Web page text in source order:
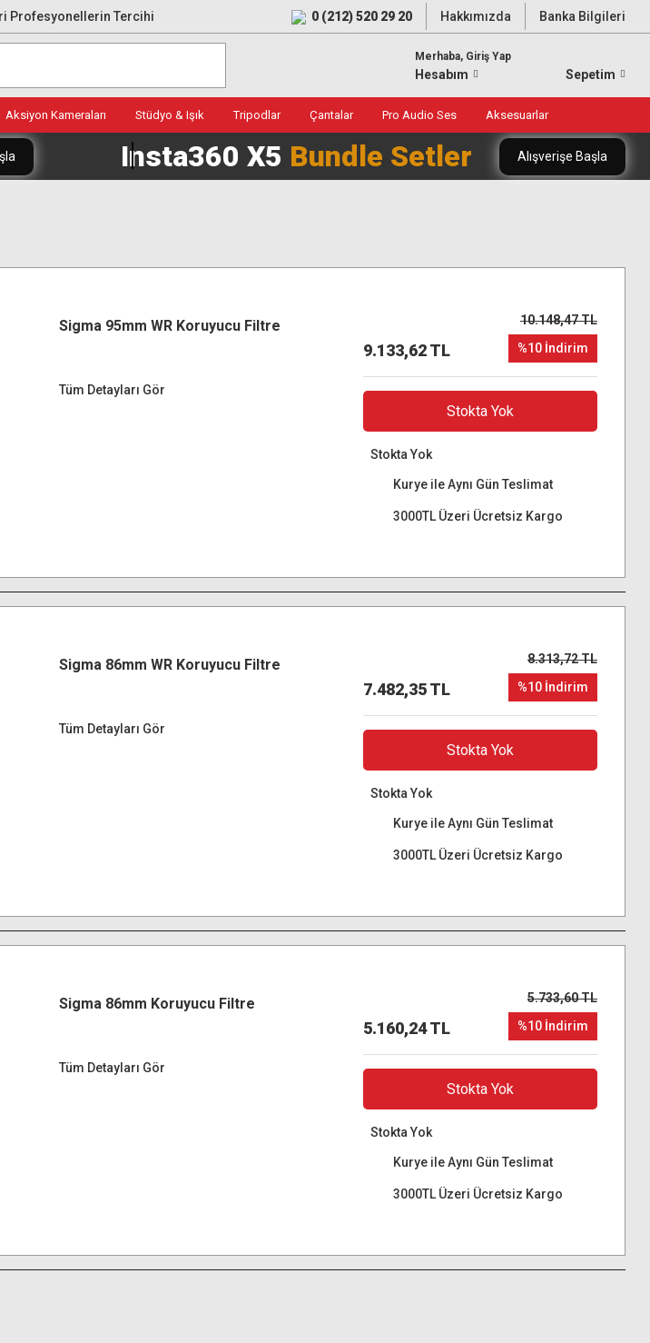
Profesyonellerin Tercihi 0 (212) 520 29 20 Hakkımızda Banka Bilgileri
Merhaba, Giriş Yap
Hesabım Sepetim
Aksiyon Kameraları Stüdyo & Işık Tripodlar Çantalar Pro Audio Ses Aksesuarlar
Insta360 X5 Bundle Setler Alışverişe Başla
Sigma 95mm WR Koruyucu Filtre
Tüm Detayları Gör
9.133,62 TL
10.148,47 TL
%10 İndirim
Stokta Yok
Stokta Yok
Kurye ile Aynı Gün Teslimat
3000TL Üzeri Ücretsiz Kargo
Sigma 86mm WR Koruyucu Filtre
Tüm Detayları Gör
7.482,35 TL
8.313,72 TL
%10 İndirim
Stokta Yok
Stokta Yok
Kurye ile Aynı Gün Teslimat
3000TL Üzeri Ücretsiz Kargo
Sigma 86mm Koruyucu Filtre
Tüm Detayları Gör
5.160,24 TL
5.733,60 TL
%10 İndirim
Stokta Yok
Stokta Yok
Kurye ile Aynı Gün Teslimat
3000TL Üzeri Ücretsiz Kargo